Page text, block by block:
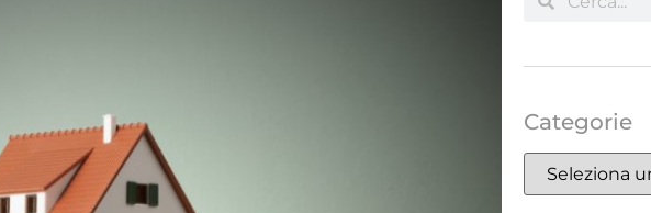
Categorie